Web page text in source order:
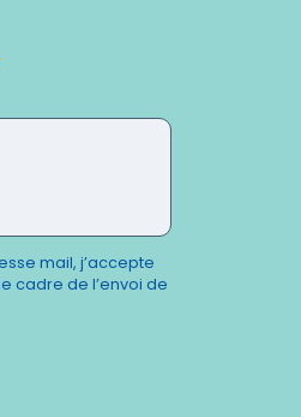
mail, j’accepte
cadre de l’envoi de